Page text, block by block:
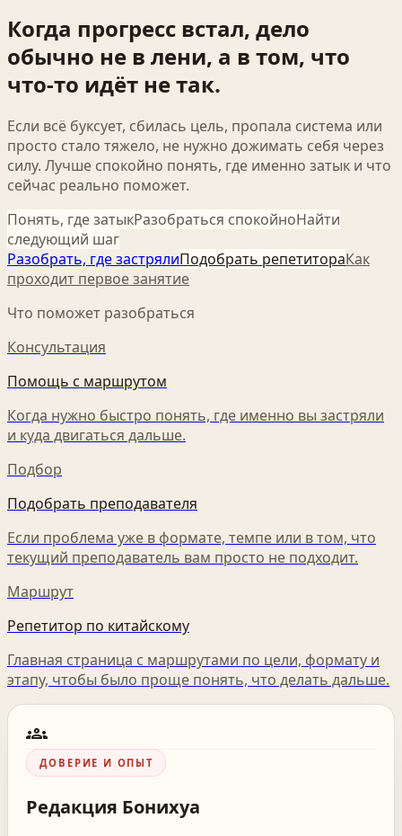
Когда прогресс встал, дело
обычно не в лени, а в том, что
что-то идёт не так.
Если всё буксует, сбилась цель, пропала система или
просто стало тяжело, не нужно дожимать себя через
силу. Лучше спокойно понять, где именно затык и что
сейчас реально поможет.
Понять, где затыкРазобраться спокойноНайти
следующий шаг
Разобрать, где застрялиПодобрать репетитораКак
проходит первое занятие
Что поможет разобраться
Консультация
Помощь с маршрутом
Когда нужно быстро понять, где именно вы застряли
и куда двигаться дальше.
Подбор
Подобрать преподавателя
Если проблема уже в формате, темпе или в том, что
текущий преподаватель вам просто не подходит.
Маршрут
Репетитор по китайскому
Главная страница с маршрутами по цели, формату и
этапу, чтобы было проще понять, что делать дальше.
groups
ДОВЕРИЕ И ОПЫТ
Редакция Бонихуа